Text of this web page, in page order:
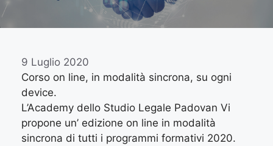
9 Luglio 2020
Corso on line, in modalità sincrona, su ogni
device.
L’Academy dello Studio Legale Padovan Vi
propone un’ edizione on line in modalità
sincrona di tutti i programmi formativi 2020.